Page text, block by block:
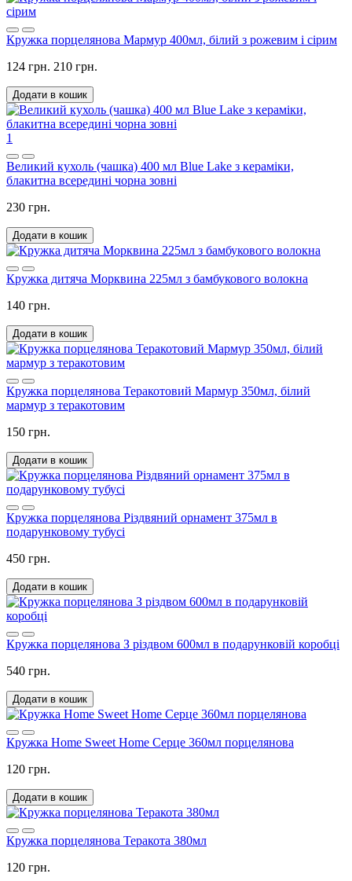
Кружка порцелянова Мармур 400мл, білий з рожевим і сірим
124 грн. 210 грн.
Додати в кошик
1
Великий кухоль (чашка) 400 мл Blue Lake з кераміки,
блакитна всередині чорна зовні
230 грн.
Додати в кошик
Кружка дитяча Морквина 225мл з бамбукового волокна
140 грн.
Додати в кошик
Кружка порцелянова Теракотовий Мармур 350мл, білий
мармур з теракотовим
150 грн.
Додати в кошик
Кружка порцелянова Різдвяний орнамент 375мл в
подарунковому тубусі
450 грн.
Додати в кошик
Кружка порцелянова З різдвом 600мл в подарунковій коробці
540 грн.
Додати в кошик
Кружка Home Sweet Home Серце 360мл порцелянова
120 грн.
Додати в кошик
Кружка порцелянова Теракота 380мл
120 грн.